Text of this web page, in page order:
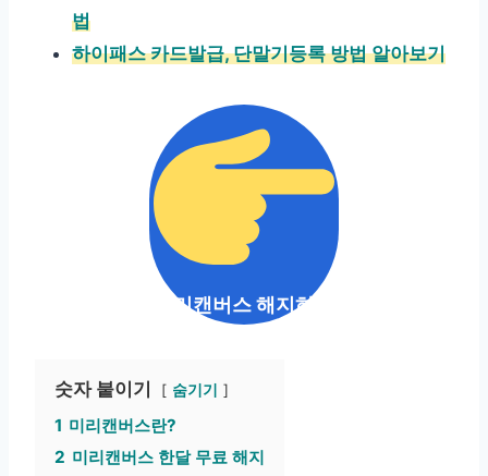
법
하이패스 카드발급, 단말기등록 방법 알아보기
미리캔버스 해지하기
숫자 붙이기 숨기기
1 미리캔버스란?
2 미리캔버스 한달 무료 해지